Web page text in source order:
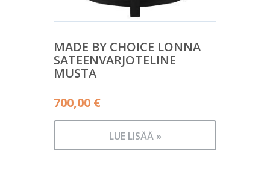
MADE BY CHOICE LONNA
SATEENVARJOTELINE
MUSTA
700,00 €
LUE LISÄÄ »